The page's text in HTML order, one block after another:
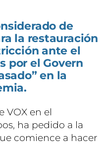
de
la restauración
ante el
por el Govern
en la
VOX en el
ha pedido a la
comience a hacer